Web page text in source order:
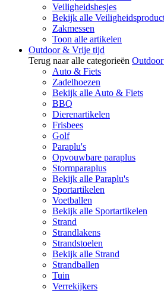
Veiligheidshesjes
Bekijk alle
Zakmessen
Toon alle artikelen
Outdoor & Vrije tijd
Terug naar alle categorieën
Auto & Fiets
Zadelhoezen
Bekijk alle Auto & Fiets
BBQ
Dierenartikelen
Frisbees
Golf
Paraplu's
Opvouwbare paraplus
Stormparaplus
Bekijk alle Paraplu's
Sportartikelen
Voetballen
Bekijk alle Sportartikelen
Strand
Strandlakens
Strandstoelen
Bekijk alle Strand
Strandballen
Tuin
Verrekijkers